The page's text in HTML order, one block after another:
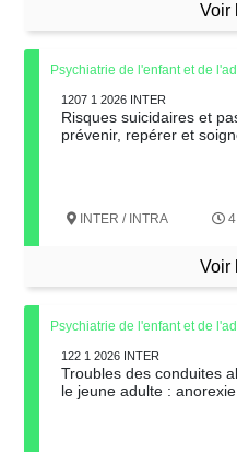
Voir
Psychiatrie de l'enfant et de
1207 1 2026 INTER
Risques suicidaires et
prévenir, repérer et
INTER / INTRA
Voir
Psychiatrie de l'enfant et de
122 1 2026 INTER
Troubles des conduites
le jeune adulte :